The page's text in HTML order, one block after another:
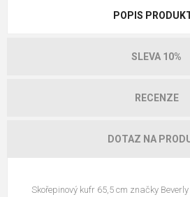
POPIS
SLEVA 10%
RECENZE
DOTAZ NA
Skořepinový kufr 65,5 cm značky